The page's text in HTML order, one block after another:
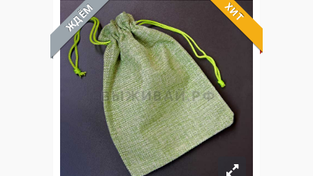
ЖДЁМ ХИТ